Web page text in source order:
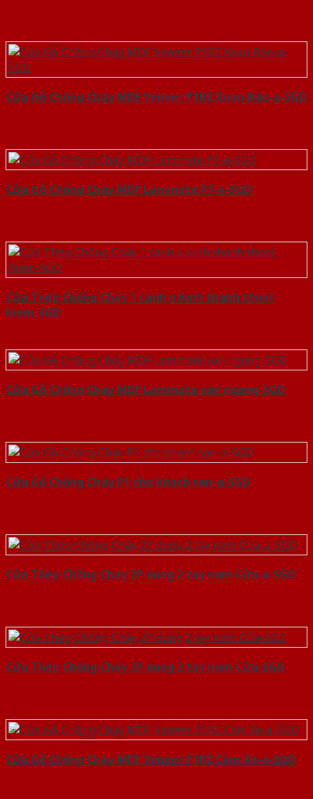
Cửa Gỗ Chống Cháy MDF Veneer P1R2 Xoan Đào-a-SGD
Cửa Gỗ Chống Cháy MDF Laminate P1-a-SGD
Cửa Thép Chống Cháy 1 canh o kinh thanh thoat
hiem-SGD
Cửa Gỗ Chống Cháy MDF Laminate van ngang-SGD
Cửa Gỗ Chống Cháy P1 cho khach san-a-SGD
Cửa Thép Chống Cháy 2P dung 2 tay nam Cửa-a-SGD
Cửa Thép Chống Cháy 2P dung 2 tay nam Cửa-SGD
Cửa Gỗ Chống Cháy MDF Veneer P1R2 Căm Xe-a-SGD